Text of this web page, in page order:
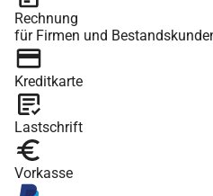
Rechnung
für Firmen und
Kreditkarte
Lastschrift
Vorkasse